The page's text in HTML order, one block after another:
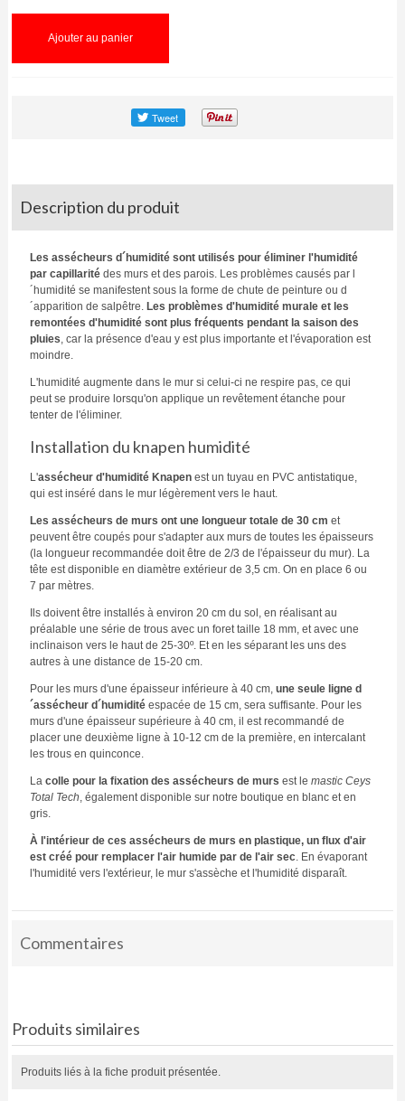
Ajouter au panier
Description du produit
Les assécheurs d´humidité sont utilisés pour éliminer l'humidité
par capillarité des murs et des parois. Les problèmes causés par l
´humidité se manifestent sous la forme de chute de peinture ou d
´apparition de salpêtre. Les problèmes d'humidité murale et les
remontées d'humidité sont plus fréquents pendant la saison des
pluies, car la présence d'eau y est plus importante et l'évaporation est
moindre.
L'humidité augmente dans le mur si celui-ci ne respire pas, ce qui
peut se produire lorsqu'on applique un revêtement étanche pour
tenter de l'éliminer.
Installation du knapen humidité
L'assécheur d'humidité Knapen est un tuyau en PVC antistatique,
qui est inséré dans le mur légèrement vers le haut.
Les assécheurs de murs ont une longueur totale de 30 cm et
peuvent être coupés pour s'adapter aux murs de toutes les épaisseurs
(la longueur recommandée doit être de 2/3 de l'épaisseur du mur). La
tête est disponible en diamètre extérieur de 3,5 cm. On en place 6 ou
7 par mètres.
Ils doivent être installés à environ 20 cm du sol, en réalisant au
préalable une série de trous avec un foret taille 18 mm, et avec une
inclinaison vers le haut de 25-30º. Et en les séparant les uns des
autres à une distance de 15-20 cm.
Pour les murs d'une épaisseur inférieure à 40 cm,une seule ligne d
´assécheur d´humidité espacée de 15 cm, sera suffisante. Pour les
murs d'une épaisseur supérieure à 40 cm, il est recommandé de
placer une deuxième ligne à 10-12 cm de la première, en intercalant
les trous en quinconce.
Lacolle pour la fixation des assécheurs de murs est lemastic Ceys
Total Tech, également disponible sur notre boutique en blanc et en
gris.
À l'intérieur de ces assécheurs de murs en plastique, un flux d'air
est créé pour remplacer l'air humide par de l'air sec. En évaporant
l'humidité vers l'extérieur, le mur s'assèche et l'humidité disparaît.
Commentaires
Produits similaires
Produits liés à la fiche produit présentée.